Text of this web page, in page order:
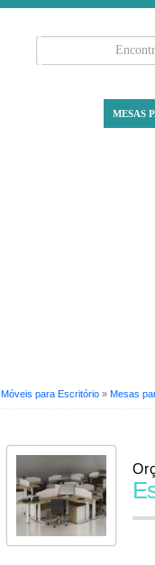
MESAS
Móveis para Escritório » Mesas